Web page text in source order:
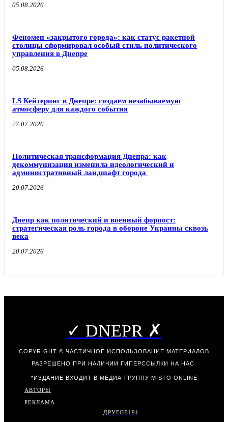
05.08.2026
Феномен «закрытого города»: как статус ракетной
столицы сформировал особый стиль политического
управления в Днепре
05.08.2026
LS Кейтеринг в Днепре: создаем незабываемую
атмосферу для каждого события
27.07.2026
Политическая трансформация Днепра: как
декоммунизация изменила идеологический и
административный ландшафт города
20.07.2026
Днепр как политический и военный форпост:
стратегическая роль города в обороне Украины сквозь
века
20.07.2026
✓ DNEPR ✗
COPYRIGHT © ЧАСТИЧНОЕ ИСПОЛЬЗОВАНИЕ МАТЕРИАЛОВ
РАЗРЕШЕНО ПРИ НАЛИЧИИ ГИПЕРССЫЛКИ НА НАС.
*ИЗДАНИЕ ВХОДИТ В МЕДИА-ГРУППУ MISTO ONLINE
АВТОРЫ
РЕКЛАМА
ДРУГОЕ191